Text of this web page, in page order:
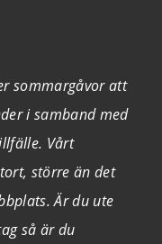
sommargåvor att
i samband med
Vårt
större än det
Är du ute
så är du